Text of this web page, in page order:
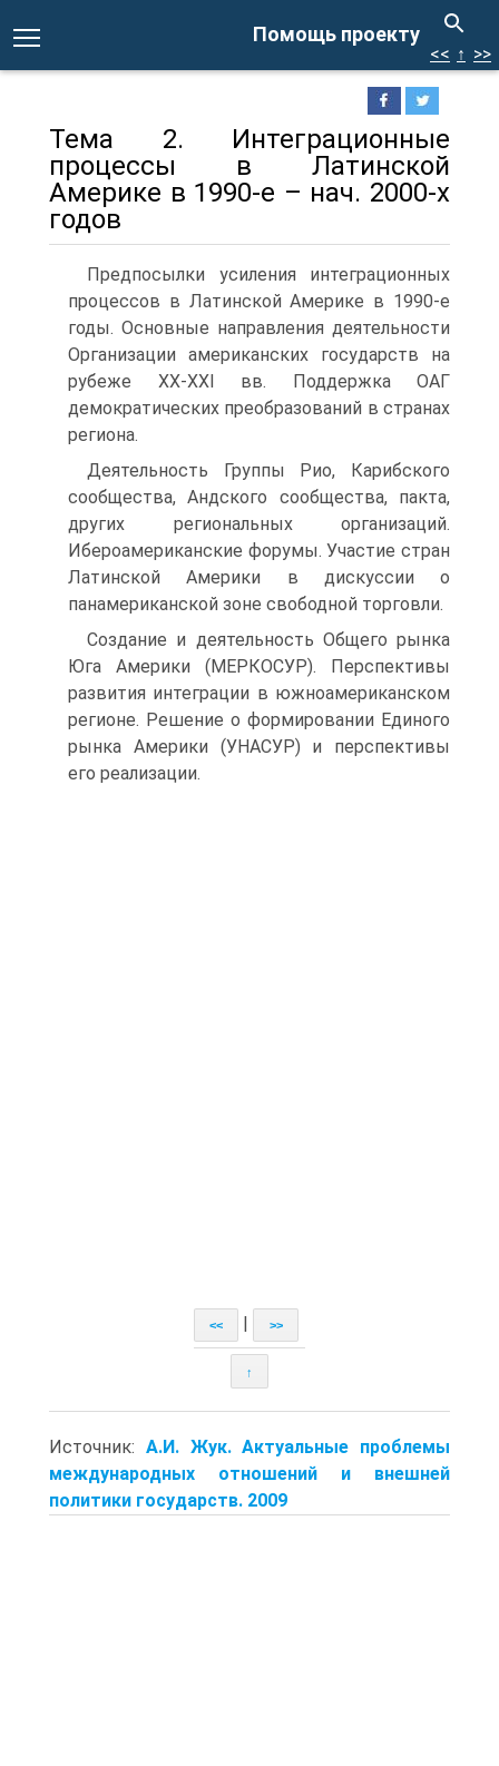
Помощь проекту
<< ↑ >>
Тема 2. Интеграционные
процессы в Латинской
Америке в 1990-е – нач. 2000-х
годов
Предпосылки усиления интеграционных
процессов в Латинской Америке в 1990-е
годы. Основные направления деятельности
Организации американских государств на
рубеже ХХ-ХХI вв. Поддержка ОАГ
демократических преобразований в странах
региона.
Деятельность Группы Рио, Карибского
сообщества, Андского сообщества, пакта,
других региональных организаций.
Ибероамериканские форумы. Участие стран
Латинской Америки в дискуссии о
панамериканской зоне свободной торговли.
Создание и деятельность Общего рынка
Юга Америки (МЕРКОСУР). Перспективы
развития интеграции в южноамериканском
регионе. Решение о формировании Единого
рынка Америки (УНАСУР) и перспективы
его реализации.
<< >>
↑
Источник: А.И. Жук. Актуальные проблемы
международных отношений и внешней
политики государств. 2009